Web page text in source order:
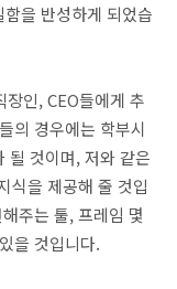
을 반성하게 되었습
인, CEO들에게 추
의 경우에는 학부시
될 것이며, 저와 같은
식을 제공해 줄 것입
주는 툴, 프레임 몇
을 것입니다.